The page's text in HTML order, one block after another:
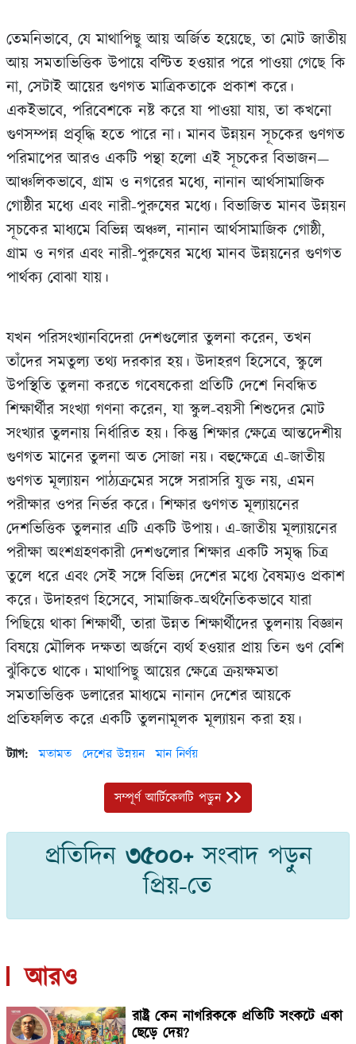
তেমনিভাবে, যে মাথাপিছু আয় অর্জিত হয়েছে, তা মোট জাতীয়
আয় সমতাভিত্তিক উপায়ে বণ্টিত হওয়ার পরে পাওয়া গেছে কি
না, সেটাই আয়ের গুণগত মাত্রিকতাকে প্রকাশ করে।
একইভাবে, পরিবেশকে নষ্ট করে যা পাওয়া যায়, তা কখনো
গুণসম্পন্ন প্রবৃদ্ধি হতে পারে না। মানব উন্নয়ন সূচকের গুণগত
পরিমাপের আরও একটি পন্থা হলো এই সূচকের বিভাজন—
আঞ্চলিকভাবে, গ্রাম ও নগরের মধ্যে, নানান আর্থসামাজিক
গোষ্ঠীর মধ্যে এবং নারী-পুরুষের মধ্যে। বিভাজিত মানব উন্নয়ন
সূচকের মাধ্যমে বিভিন্ন অঞ্চল, নানান আর্থসামাজিক গোষ্ঠী,
গ্রাম ও নগর এবং নারী-পুরুষের মধ্যে মানব উন্নয়নের গুণগত
পার্থক্য বোঝা যায়।
যখন পরিসংখ্যানবিদেরা দেশগুলোর তুলনা করেন, তখন
তাঁদের সমতুল্য তথ্য দরকার হয়। উদাহরণ হিসেবে, স্কুলে
উপস্থিতি তুলনা করতে গবেষকেরা প্রতিটি দেশে নিবন্ধিত
শিক্ষার্থীর সংখ্যা গণনা করেন, যা স্কুল-বয়সী শিশুদের মোট
সংখ্যার তুলনায় নির্ধারিত হয়। কিন্তু শিক্ষার ক্ষেত্রে আন্তদেশীয়
গুণগত মানের তুলনা অত সোজা নয়। বহুক্ষেত্রে এ-জাতীয়
গুণগত মূল্যায়ন পাঠ্যক্রমের সঙ্গে সরাসরি যুক্ত নয়, এমন
পরীক্ষার ওপর নির্ভর করে। শিক্ষার গুণগত মূল্যায়নের
দেশভিত্তিক তুলনার এটি একটি উপায়। এ-জাতীয় মূল্যায়নের
পরীক্ষা অংশগ্রহণকারী দেশগুলোর শিক্ষার একটি সমৃদ্ধ চিত্র
তুলে ধরে এবং সেই সঙ্গে বিভিন্ন দেশের মধ্যে বৈষম্যও প্রকাশ
করে। উদাহরণ হিসেবে, সামাজিক-অর্থনৈতিকভাবে যারা
পিছিয়ে থাকা শিক্ষার্থী, তারা উন্নত শিক্ষার্থীদের তুলনায় বিজ্ঞান
বিষয়ে মৌলিক দক্ষতা অর্জনে ব্যর্থ হওয়ার প্রায় তিন গুণ বেশি
ঝুঁকিতে থাকে। মাথাপিছু আয়ের ক্ষেত্রে ক্রয়ক্ষমতা
সমতাভিত্তিক ডলারের মাধ্যমে নানান দেশের আয়কে
প্রতিফলিত করে একটি তুলনামূলক মূল্যায়ন করা হয়।
ট্যাগ: মতামত দেশের উন্নয়ন মান নির্ণয়
সম্পূর্ণ আর্টিকেলটি পড়ুন
প্রতিদিন ৩৫০০+সংবাদ পড়ুন
প্রিয়-তে
আরও
রাষ্ট্র কেন নাগরিককে প্রতিটি সংকটে একা
ছেড়ে দেয়?